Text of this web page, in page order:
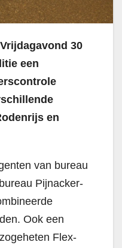
30
een
en
van bureau
Pijnacker-
Ook een
Flex-